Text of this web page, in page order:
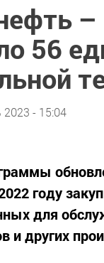
56
- 15:04
году
для
и других